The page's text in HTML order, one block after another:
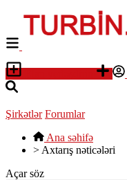
Şirkətlər Forumlar
Ana səhifə
> Axtarış nəticələri
Açar söz